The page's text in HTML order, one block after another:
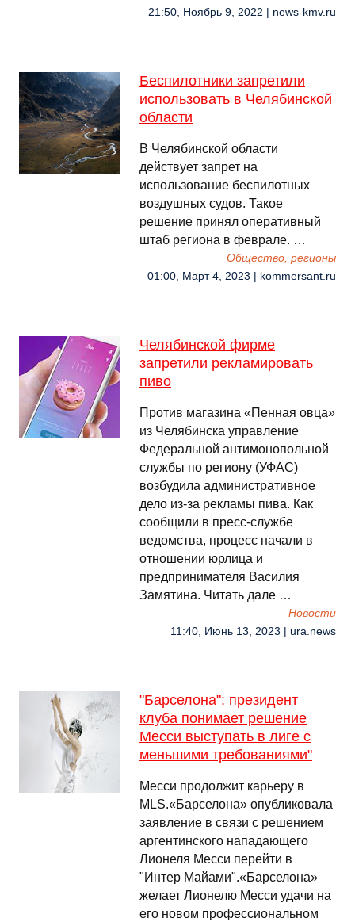
21:50, Ноябрь 9, 2022 | news-kmv.ru
Беспилотники запретили
использовать в Челябинской
области
В Челябинской области
действует запрет на
использование беспилотных
воздушных судов. Такое
решение принял оперативный
штаб региона в феврале. …
Общество, регионы
01:00, Март 4, 2023 | kommersant.ru
Челябинской фирме
запретили рекламировать
пиво
Против магазина «Пенная овца»
из Челябинска управление
Федеральной антимонопольной
службы по региону (УФАС)
возбудила административное
дело из-за рекламы пива. Как
сообщили в пресс-службе
ведомства, процесс начали в
отношении юрлица и
предпринимателя Василия
Замятина. Читать дале …
Новости
11:40, Июнь 13, 2023 | ura.news
"Барселона": президент
клуба понимает решение
Месси выступать в лиге с
меньшими требованиями"
Месси продолжит карьеру в
MLS.«Барселона» опубликовала
заявление в связи с решением
аргентинского нападающего
Лионеля Месси перейти в
"Интер Майами".«Барселона»
желает Лионелю Месси удачи на
его новом профессиональном